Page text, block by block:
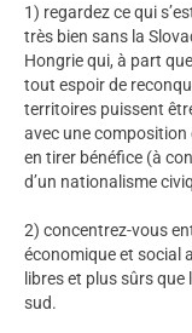
1) regardez ce qui
très bien sans la
Hongrie qui, à part
tout espoir de
territoires puissent
avec une composition
en tirer bénéfice (à
d’un nationalisme
2) concentrez-vous
économique et social
libres et plus sûrs que
sud.